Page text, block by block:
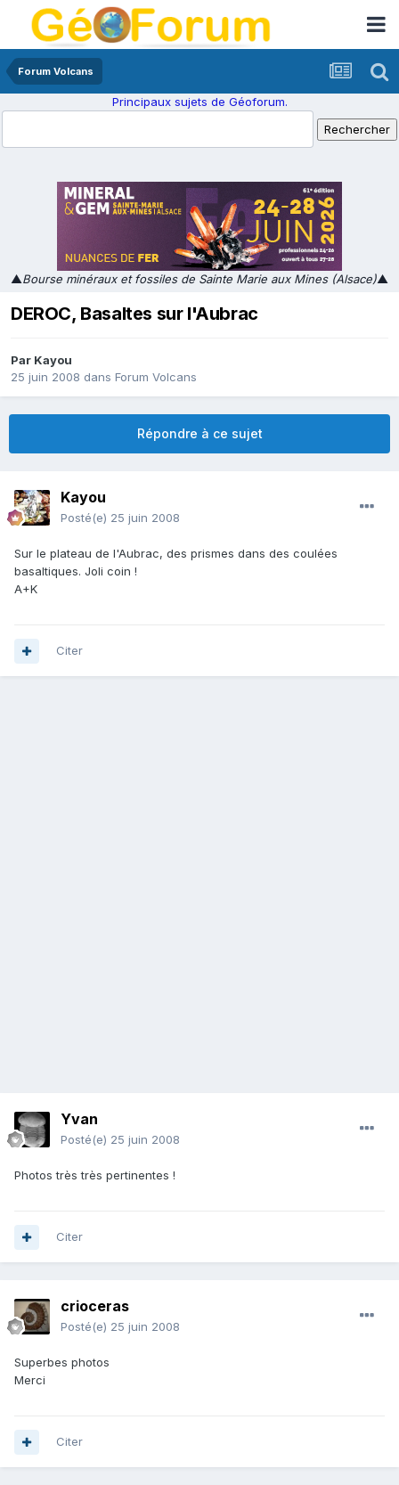
Forum Volcans
Principaux sujets de Géoforum.
▲Bourse minéraux et fossiles de Sainte Marie aux Mines (Alsace)▲
DEROC, Basaltes sur l'Aubrac
Par Kayou
25 juin 2008 dans Forum Volcans
Répondre à ce sujet
Kayou
Posté(e) 25 juin 2008
Sur le plateau de l'Aubrac, des prismes dans des coulées
basaltiques. Joli coin !
A+K
Citer
Yvan
Posté(e) 25 juin 2008
Photos très très pertinentes !
Citer
crioceras
Posté(e) 25 juin 2008
Superbes photos
Merci
Citer